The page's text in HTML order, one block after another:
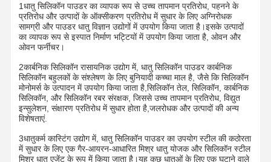
1धातु सिलिकॉन पाउडर का व्यापक रूप से उच्च तापमान प्रतिरोध, पहनने के
प्रतिरोध और उत्पादों के ऑक्सीकरण प्रतिरोध में सुधार के लिए अग्निरोधक
सामग्री और पाउडर धातु विज्ञान उद्योगों में उपयोग किया जाता है।इसके उत्पादों
का व्यापक रूप से इस्पात निर्माण भट्टियों में उपयोग किया जाता है, ओवन और
ओवन फर्नीचर।
2कार्बनिक सिलिकॉन रासायनिक उद्योग में, धातु सिलिकॉन पाउडर कार्बनिक
सिलिकॉन बहुलकों के संश्लेषण के लिए बुनियादी कच्चा माल है, जैसे कि सिलिकॉन
मोनोमर्स के उत्पादन में उपयोग किया जाता है,सिलिकॉन तेल, सिलिकॉन, कार्बनिक
सिलिकॉन, और सिलिकॉन रबर संरक्षक, जिससे उच्च तापमान प्रतिरोध, विद्युत
इन्सुलेशन, संक्षारण प्रतिरोध में सुधार होता है,जलरोधक और उत्पादों की अन्य
विशेषताएं.
3धातुकर्म कास्टिंग उद्योग में, धातु सिलिकॉन पाउडर का उपयोग स्टील की कठोरता
में सुधार के लिए एक गैर-आयरन-आधारित मिश्र धातु योजक और सिलिकॉन स्टील
मिश्र धातु एजेंट के रूप में किया जाता है।यह कुछ धातुओं के लिए एक घटाने वाले